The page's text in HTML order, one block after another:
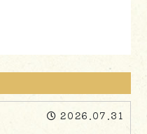
2026.07.31